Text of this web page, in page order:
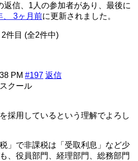
返信、1人の参加者があり、最後に
、 3ヶ月前に更新されました。
件目 (全2件中)
PM #197 返信
クール
採用しているという理解でよろし
」で非課税は「受取利息」など少
、役員部門、経理部門、総務部門